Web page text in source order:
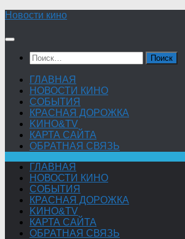
Skip
content
Новости кино
Найти:
ГЛАВНАЯ
НОВОСТИ КИНО
СОБЫТИЯ
КРАСНАЯ ДОРОЖКА
KИНО&TV
КАРТА САЙТА
ОБРАТНАЯ СВЯЗЬ
ГЛАВНАЯ
НОВОСТИ КИНО
СОБЫТИЯ
КРАСНАЯ ДОРОЖКА
KИНО&TV
КАРТА САЙТА
ОБРАТНАЯ СВЯЗЬ